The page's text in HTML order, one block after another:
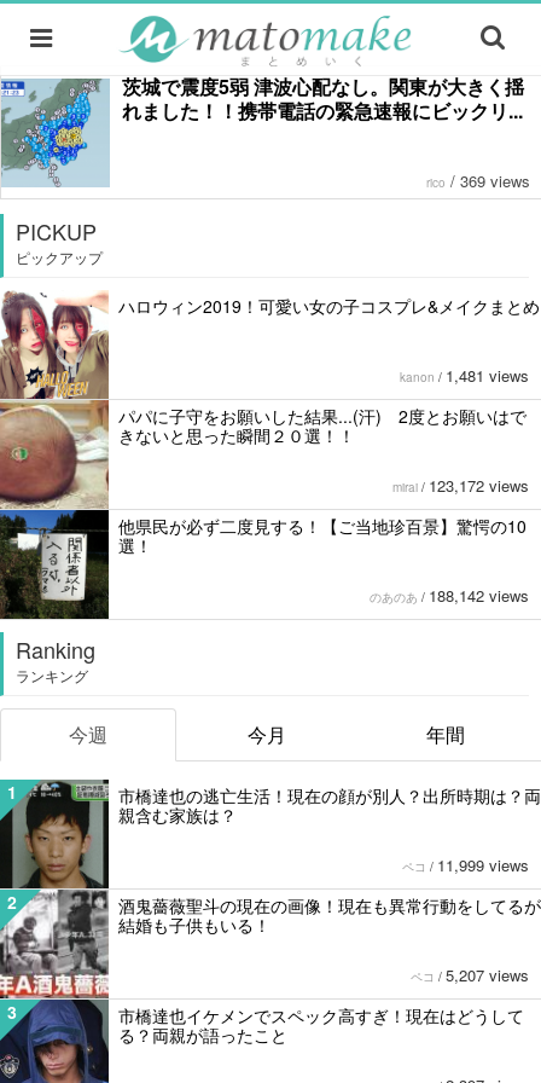
茨城で震度5弱 津波心配なし。関東が大きく揺
れました！！携帯電話の緊急速報にビックリ...
rico / 369 views
PICKUP
ピックアップ
ハロウィン2019！可愛い女の子コスプレ&メイクまとめ
kanon / 1,481 views
パパに子守をお願いした結果...(汗) 2度とお願いはで
きないと思った瞬間２０選！！
mirai / 123,172 views
他県民が必ず二度見する！【ご当地珍百景】驚愕の10
選！
のあのあ / 188,142 views
Ranking
ランキング
今週 今月 年間
1
市橋達也の逃亡生活！現在の顔が別人？出所時期は？両
親含む家族は？
ペコ / 11,999 views
2
酒鬼薔薇聖斗の現在の画像！現在も異常行動をしてるが
結婚も子供もいる！
ペコ / 5,207 views
3
市橋達也イケメンでスペック高すぎ！現在はどうして
る？両親が語ったこと